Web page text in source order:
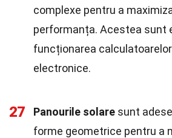
complexe pentru a
performanța. Acestea sunt
funcționarea
electronice.
27 Panourile solare sunt
forme geometrice pentru a